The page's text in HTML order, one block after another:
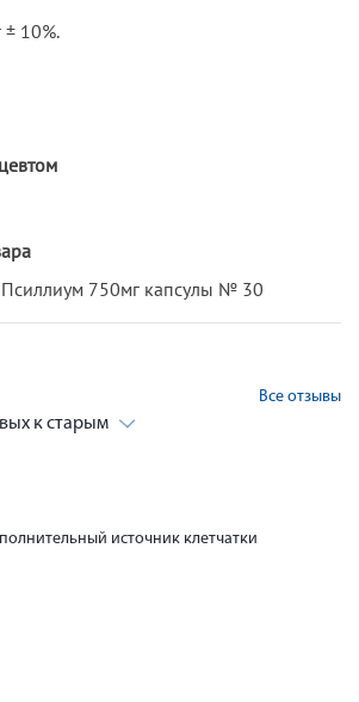
10%.
750мг капсулы № 30
Все отзывы
к старым
источник клетчатки